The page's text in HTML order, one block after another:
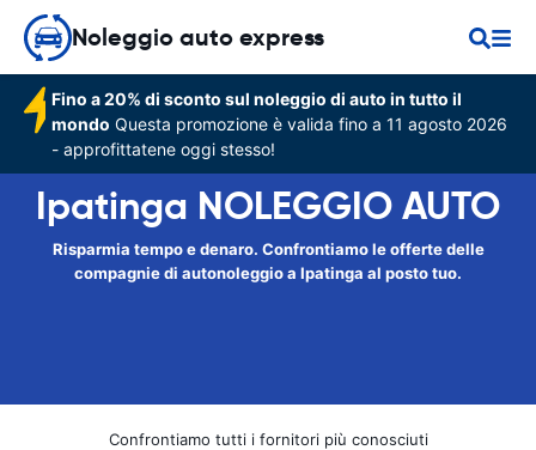
Noleggio auto express
Fino a 20% di sconto sul noleggio di auto in tutto il
mondo Questa promozione è valida fino a 11 agosto 2026
- approfittatene oggi stesso!
Ipatinga NOLEGGIO AUTO
Risparmia tempo e denaro. Confrontiamo le offerte delle
compagnie di autonoleggio a Ipatinga al posto tuo.
Confrontiamo tutti i fornitori più conosciuti